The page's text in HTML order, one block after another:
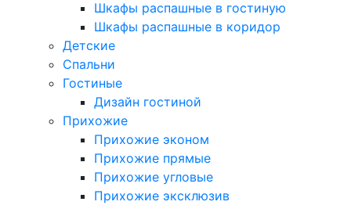
Шкафы распашные в гостиную
Шкафы распашные в коридор
Детские
Спальни
Гостиные
Дизайн гостиной
Прихожие
Прихожие эконом
Прихожие прямые
Прихожие угловые
Прихожие эксклюзив